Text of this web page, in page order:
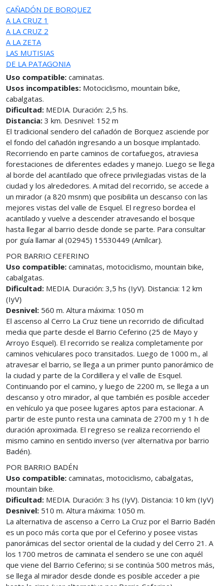
CAÑADÓN DE BORQUEZ
A LA CRUZ 1
A LA CRUZ 2
A LA ZETA
LAS MUTISIAS
DE LA PATAGONIA
Uso compatible: caminatas.
Usos incompatibles: Motociclismo, mountain bike,
cabalgatas.
Dificultad: MEDIA. Duración: 2,5 hs.
Distancia: 3 km. Desnivel: 152 m
El tradicional sendero del cañadón de Borquez asciende por
el fondo del cañadón ingresando a un bosque implantado.
Recorriendo en parte caminos de cortafuegos, atraviesa
forestaciones de diferentes edades y manejo. Luego se llega
al borde del acantilado que ofrece privilegiadas vistas de la
ciudad y los alrededores. A mitad del recorrido, se accede a
un mirador (a 820 msnm) que posibilita un descanso con las
mejores vistas del valle de Esquel. El regreso bordea el
acantilado y vuelve a descender atravesando el bosque
hasta llegar al barrio desde donde se parte. Para consultar
por guía llamar al (02945) 15530449 (Amílcar).
POR BARRIO CEFERINO
Uso compatible: caminatas, motociclismo, mountain bike,
cabalgatas.
Dificultad: MEDIA. Duración: 3,5 hs (IyV). Distancia: 12 km
(IyV)
Desnivel: 560 m. Altura máxima: 1050 m
El ascenso al Cerro La Cruz tiene un recorrido de dificultad
media que parte desde el Barrio Ceferino (25 de Mayo y
Arroyo Esquel). El recorrido se realiza completamente por
caminos vehiculares poco transitados. Luego de 1000 m., al
atravesar el barrio, se llega a un primer punto panorámico de
la ciudad y parte de la Cordillera y el valle de Esquel.
Continuando por el camino, y luego de 2200 m, se llega a un
descanso y otro mirador, al que también es posible acceder
en vehículo ya que posee lugares aptos para estacionar. A
partir de este punto resta una caminata de 2700 m y 1 h de
duración aproximada. El regreso se realiza recorriendo el
mismo camino en sentido inverso (ver alternativa por barrio
Badén).
POR BARRIO BADÉN
Uso compatible: caminatas, motociclismo, cabalgatas,
mountain bike.
Dificultad: MEDIA. Duración: 3 hs (IyV). Distancia: 10 km (IyV)
Desnivel: 510 m. Altura máxima: 1050 m.
La alternativa de ascenso a Cerro La Cruz por el Barrio Badén
es un poco más corta que por el Ceferino y posee vistas
panorámicas del sector oriental de la ciudad y del Cerro 21. A
los 1700 metros de caminata el sendero se une con aquél
que viene del Barrio Ceferino; si se continúa 500 metros más,
se llega al mirador desde donde es posible acceder a pie